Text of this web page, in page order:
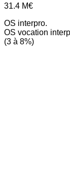
31.4 M€
OS interpro.
OS vocation
(3 à 8%)